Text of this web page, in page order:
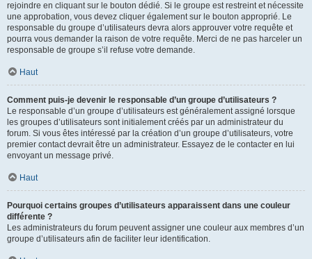
rejoindre en cliquant sur le bouton dédié. Si le groupe est restreint et nécessite
une approbation, vous devez cliquer également sur le bouton approprié. Le
responsable du groupe d’utilisateurs devra alors approuver votre requête et
pourra vous demander la raison de votre requête. Merci de ne pas harceler un
responsable de groupe s’il refuse votre demande.
Haut
Comment puis-je devenir le responsable d’un groupe d’utilisateurs ?
Le responsable d’un groupe d’utilisateurs est généralement assigné lorsque
les groupes d’utilisateurs sont initialement créés par un administrateur du
forum. Si vous êtes intéressé par la création d’un groupe d’utilisateurs, votre
premier contact devrait être un administrateur. Essayez de le contacter en lui
envoyant un message privé.
Haut
Pourquoi certains groupes d’utilisateurs apparaissent dans une couleur
différente ?
Les administrateurs du forum peuvent assigner une couleur aux membres d’un
groupe d’utilisateurs afin de faciliter leur identification.